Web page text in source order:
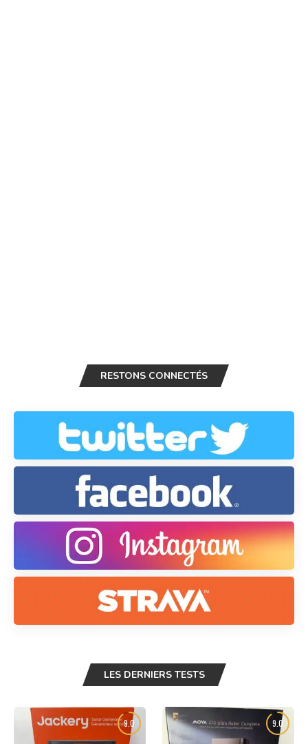
RESTONS CONNECTÉS
LES DERNIERS TESTS
9.0 9.0